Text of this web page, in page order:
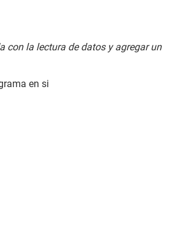
con la lectura de datos y agregar un
en si